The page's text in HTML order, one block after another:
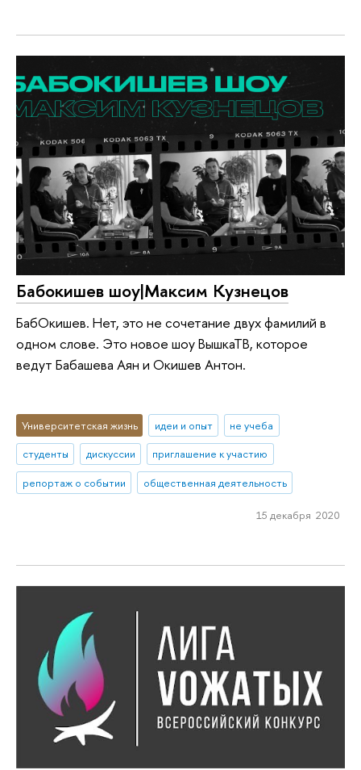
Бабокишев шоу|Максим Кузнецов
БабОкишев. Нет, это не сочетание двух фамилий в
одном слове. Это новое шоу ВышкаТВ, которое
ведут Бабашева Аян и Окишев Антон.
Университетская жизнь идеи и опыт
не учеба
студенты
дискуссии
приглашение к участию
репортаж о событии
общественная деятельность
15 декабря 2020